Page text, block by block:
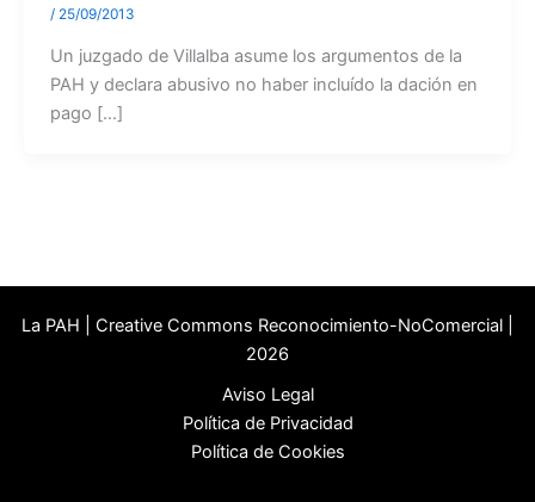
/ 25/09/2013
Un juzgado de Villalba asume los argumentos de la
PAH y declara abusivo no haber incluído la dación en
pago […]
La PAH | Creative Commons Reconocimiento-NoComercial |
2026
Aviso Legal
Política de Privacidad
Política de Cookies